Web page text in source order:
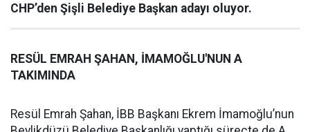
CHP’den Şişli Belediye Başkan adayı oluyor.
RESÜL EMRAH ŞAHAN, İMAMOĞLU'NUN A
TAKIMINDA
Resül Emrah Şahan, İBB Başkanı Ekrem İmamoğlu’nun